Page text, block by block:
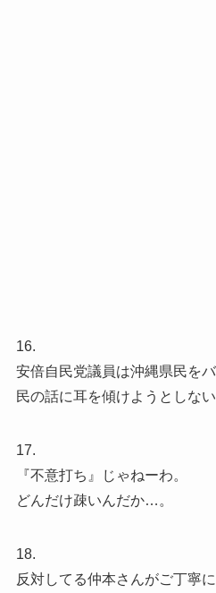
16.
安倍自民党議員は沖縄県民を
民の話に耳を傾けようとしな
17.
『不意打ち』じゃねーわ。
どんだけ疎いんだか…。
18.
反対してる仲本さんがご丁寧